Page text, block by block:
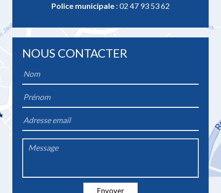
Police municipale : 02 47 93 53 62
NOUS CONTACTER
*
*
Envoyer